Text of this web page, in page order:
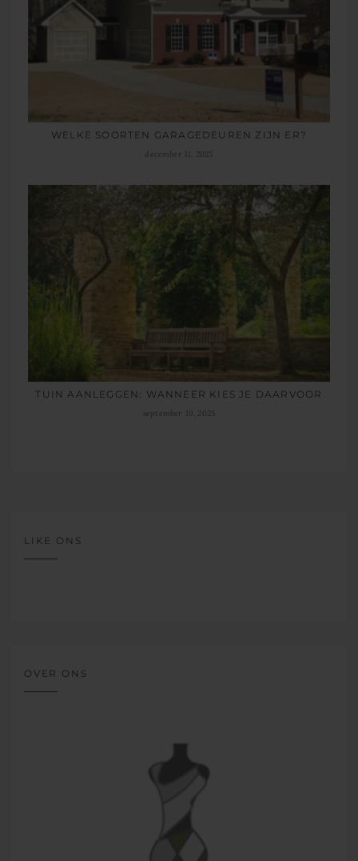
WELKE SOORTEN GARAGEDEUREN ZIJN ER?
december 11, 2025
TUIN AANLEGGEN: WANNEER KIES JE DAARVOOR
september 19, 2025
LIKE ONS
OVER ONS